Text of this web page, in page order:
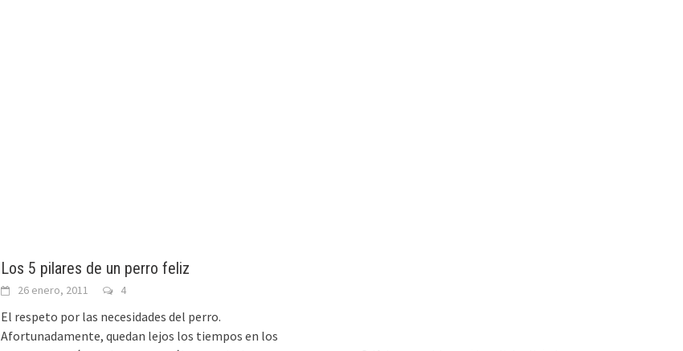
Los 5 pilares de un perro feliz
26 enero, 2011 4
El respeto por las necesidades del perro.
Afortunadamente, quedan lejos los tiempos en los